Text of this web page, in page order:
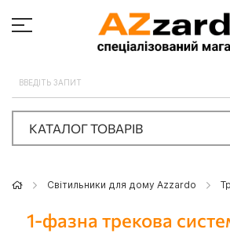
КАТАЛОГ ТОВАРІВ
Світильники для дому Azzardo
1-фазна трекова